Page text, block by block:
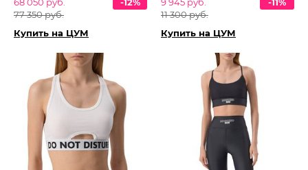
77 350 руб.
Купить на ЦУМ
11 300 руб.
Купить на ЦУМ